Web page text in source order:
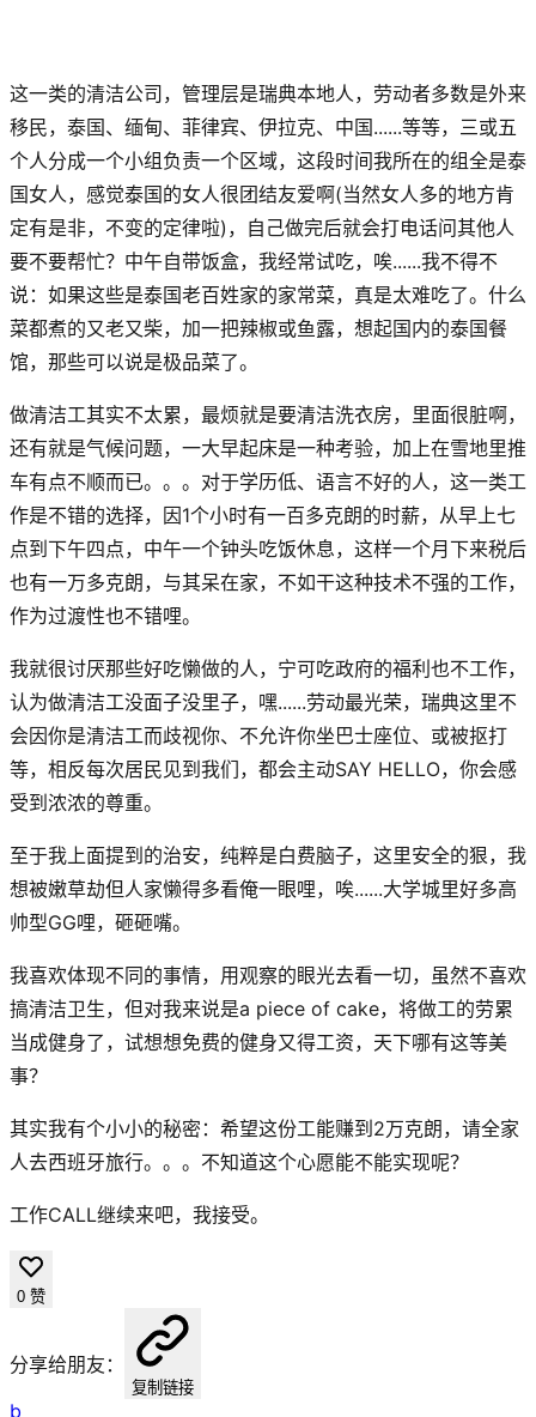
这一类的清洁公司，管理层是瑞典本地人，劳动者多数是外来
移民，泰国、缅甸、菲律宾、伊拉克、中国......等等，三或五
个人分成一个小组负责一个区域，这段时间我所在的组全是泰
国女人，感觉泰国的女人很团结友爱啊(当然女人多的地方肯
定有是非，不变的定律啦)，自己做完后就会打电话问其他人
要不要帮忙？中午自带饭盒，我经常试吃，唉......我不得不
说：如果这些是泰国老百姓家的家常菜，真是太难吃了。什么
菜都煮的又老又柴，加一把辣椒或鱼露，想起国内的泰国餐
馆，那些可以说是极品菜了。
做清洁工其实不太累，最烦就是要清洁洗衣房，里面很脏啊，
还有就是气候问题，一大早起床是一种考验，加上在雪地里推
车有点不顺而已。。。对于学历低、语言不好的人，这一类工
作是不错的选择，因1个小时有一百多克朗的时薪，从早上七
点到下午四点，中午一个钟头吃饭休息，这样一个月下来税后
也有一万多克朗，与其呆在家，不如干这种技术不强的工作，
作为过渡性也不错哩。
我就很讨厌那些好吃懒做的人，宁可吃政府的福利也不工作，
认为做清洁工没面子没里子，嘿......劳动最光荣，瑞典这里不
会因你是清洁工而歧视你、不允许你坐巴士座位、或被抠打
等，相反每次居民见到我们，都会主动SAY HELLO，你会感
受到浓浓的尊重。
至于我上面提到的治安，纯粹是白费脑子，这里安全的狠，我
想被嫩草劫但人家懒得多看俺一眼哩，唉......大学城里好多高
帅型GG哩，砸砸嘴。
我喜欢体现不同的事情，用观察的眼光去看一切，虽然不喜欢
搞清洁卫生，但对我来说是a piece of cake，将做工的劳累
当成健身了，试想想免费的健身又得工资，天下哪有这等美
事？
其实我有个小小的秘密：希望这份工能赚到2万克朗，请全家
人去西班牙旅行。。。不知道这个心愿能不能实现呢？
工作CALL继续来吧，我接受。
0 赞
分享给朋友：
复制链接
b